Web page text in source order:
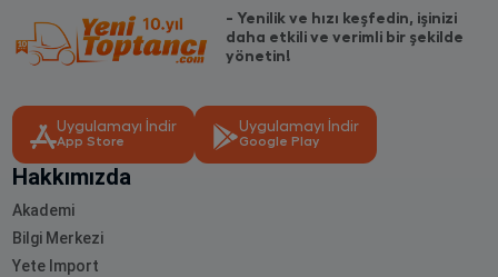
- Yenilik ve hızı keşfedin, işinizi
daha etkili ve verimli bir şekilde
yönetin!
Uygulamayı İndir
App Store
Uygulamayı İndir
Google Play
Hakkımızda
Akademi
Bilgi Merkezi
Yete Import